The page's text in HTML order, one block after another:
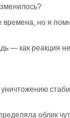
но я
как реакция
облик